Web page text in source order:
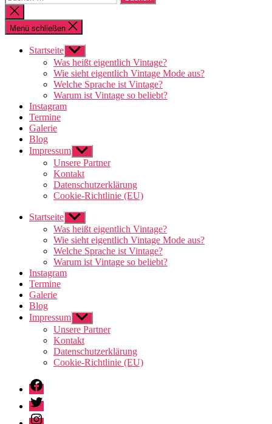
nach:
Suche
schließen
Menü schließen
Startseite Untermenü
anzeigen
Was heißt eigentlich Vintage?
Wie sieht eigentlich Vintage Mode aus?
Welche Sprache ist Vintage?
Warum ist Vintage so beliebt?
Instagram
Termine
Galerie
Blog
Impressum Untermenü
anzeigen
Unsere Partner
Kontakt
Datenschutzerklärung
Cookie-Richtlinie (EU)
Startseite Untermenü
anzeigen
Was heißt eigentlich Vintage?
Wie sieht eigentlich Vintage Mode aus?
Welche Sprache ist Vintage?
Warum ist Vintage so beliebt?
Instagram
Termine
Galerie
Blog
Impressum Untermenü
anzeigen
Unsere Partner
Kontakt
Datenschutzerklärung
Cookie-Richtlinie (EU)
Facebook
Twitter
Instagram